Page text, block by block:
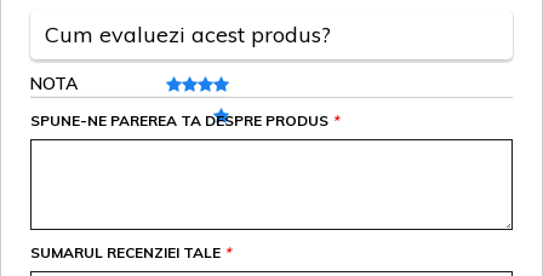
Cum evaluezi acest produs?
NOTA
*
SPUNE-NE PAREREA TA DESPRE PRODUS
*
SUMARUL RECENZIEI TALE